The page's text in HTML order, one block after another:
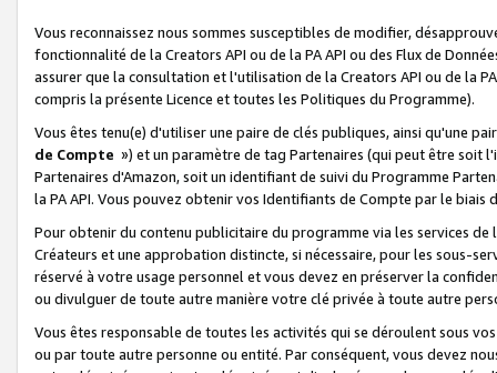
Vous reconnaissez nous sommes susceptibles de modifier,
fonctionnalité de la Creators API ou de la PA API ou des Flux de
assurer que la consultation et l'utilisation de la Creators API ou de la
compris la présente Licence et toutes les Politiques du Programme).
Vous êtes tenu(e) d'utiliser une paire de clés publiques, ainsi qu'une
de Compte ») et un paramètre de tag Partenaires (qui peut être soit
Partenaires d'Amazon, soit un identifiant de suivi du Programme
la PA API. Vous pouvez obtenir vos Identifiants de Compte par le biais
Pour obtenir du contenu publicitaire du programme via les services
Créateurs et une approbation distincte, si nécessaire, pour les sous-
réservé à votre usage personnel et vous devez en préserver la
ou divulguer de toute autre manière votre clé privée à toute autre
Vous êtes responsable de toutes les activités qui se déroulent sous
ou par toute autre personne ou entité. Par conséquent, vous devez